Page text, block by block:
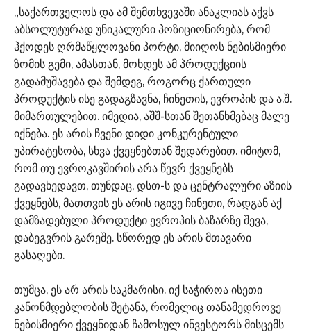
„საქართველოს და ამ შემთხვევაში ანაკლიას აქვს
აბსოლუტურად უნიკალური პოზიციონირება, რომ
ჰქოდეს ღრმაწყლოვანი პორტი, მიიღოს ნებისმიერი
ზომის გემი, ამასთან, მოხდეს ამ პროდუქციის
გადამუშავება და შემდეგ, როგორც ქართული
პროდუქტის ისე გადაგზავნა, ჩინეთის, ევროპის და ა.შ.
მიმართულებით. იმედია, აშშ-სთან შეთანხმებაც მალე
იქნება. ეს არის ჩვენი დიდი კონკურენტული
უპირატესობა, სხვა ქვეყნებთან შედარებით. იმიტომ,
რომ თუ ევროკავშირის არა წევრ ქვეყნებს
გადავხედავთ, თუნდაც, დსთ-ს და ცენტრალური აზიის
ქვეყნებს, მათთვის ეს არის იგივე ჩინეთი, რადგან აქ
დამზადებული პროდუქტი ევროპის ბაზარზე შევა,
დაბეგვრის გარეშე. სწორედ ეს არის მთავარი
გასაღები.
თუმცა, ეს არ არის საკმარისი. იქ საჭიროა ისეთი
კანონმდებლობის შეტანა, რომელიც თანამედროვე
ნებისმიერი ქვეყნიდან ჩამოსულ ინვესტორს მისცემს